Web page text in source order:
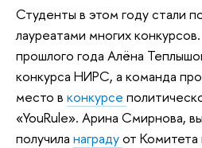
Студенты в этом году стали
лауреатами многих
прошлого года Алёна
конкурса НИРС, а команда
место в конкурсе
«YouRule». Арина Смирнова,
получила наградуот